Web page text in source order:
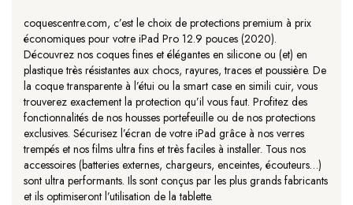
coquescentre.com, c’est le choix de protections premium à prix
économiques pour votre iPad Pro 12.9 pouces (2020).
Découvrez nos coques fines et élégantes en silicone ou (et) en
plastique très résistantes aux chocs, rayures, traces et poussière. De
la coque transparente à l’étui ou la smart case en simili cuir, vous
trouverez exactement la protection qu’il vous faut. Profitez des
fonctionnalités de nos housses portefeuille ou de nos protections
exclusives. Sécurisez l’écran de votre iPad grâce à nos verres
trempés et nos films ultra fins et très faciles à installer. Tous nos
accessoires (batteries externes, chargeurs, enceintes, écouteurs…)
sont ultra performants. Ils sont conçus par les plus grands fabricants
et ils optimiseront l’utilisation de la tablette.